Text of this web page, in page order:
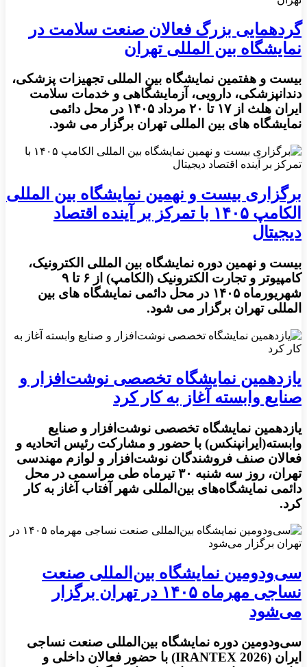
گردهمایی بزرگ فعالان صنعت سلامت در
نمایشگاه بین المللی تهران
بیست و هفتمین نمایشگاه بین المللی تجهیزات پزشکی،
دندانپزشکی، دارویی، آزمایشگاهی و خدمات سلامت
ایران هلث از ۱۷ تا ۲۰ مرداد ۱۴۰۵ در محل دائمی
نمایشگاه های بین المللی تهران برگزار می شود.
برگزاری بیست و نهمین نمایشگاه بین المللی
الکامپ ۱۴۰۵ با تمرکز بر آینده اقتصاد
دیجیتال
بیست و نهمین دوره نمایشگاه بین المللی الکترونیک،
کامپیوتر و تجارت الکترونیک (الکامپ) از ۶ تا ۹
شهریورماه ۱۴۰۵ در محل دائمی نمایشگاه های بین
المللی تهران برگزار می شود.
یازدهمین نمایشگاه تخصصی نوشت‌افزار و
صنایع وابسته آغاز به کار کرد
یازدهمین نمایشگاه تخصصی نوشت‌افزار و صنایع
وابسته(ایرانپنکس) با حضور و مشارکت رئیس اتحادیه و
فعالان صنف فروشندگان نوشت‌افزار و لوازم مهندسی
تهران، روز سه شنبه ۳۰ تیرماه طی مراسمی در محل
دائمی نمایشگاه‌های بین‌المللی شهر آفتاب آغاز به کار
کرد.
سی‌ودومین نمایشگاه بین‌المللی صنعت
نساجی مهرماه ۱۴۰۵ در تهران برگزار
می‌شود
سی‌ودومین دوره نمایشگاه بین‌المللی صنعت نساجی
ایران (IRANTEX 2026) با حضور فعالان داخلی و